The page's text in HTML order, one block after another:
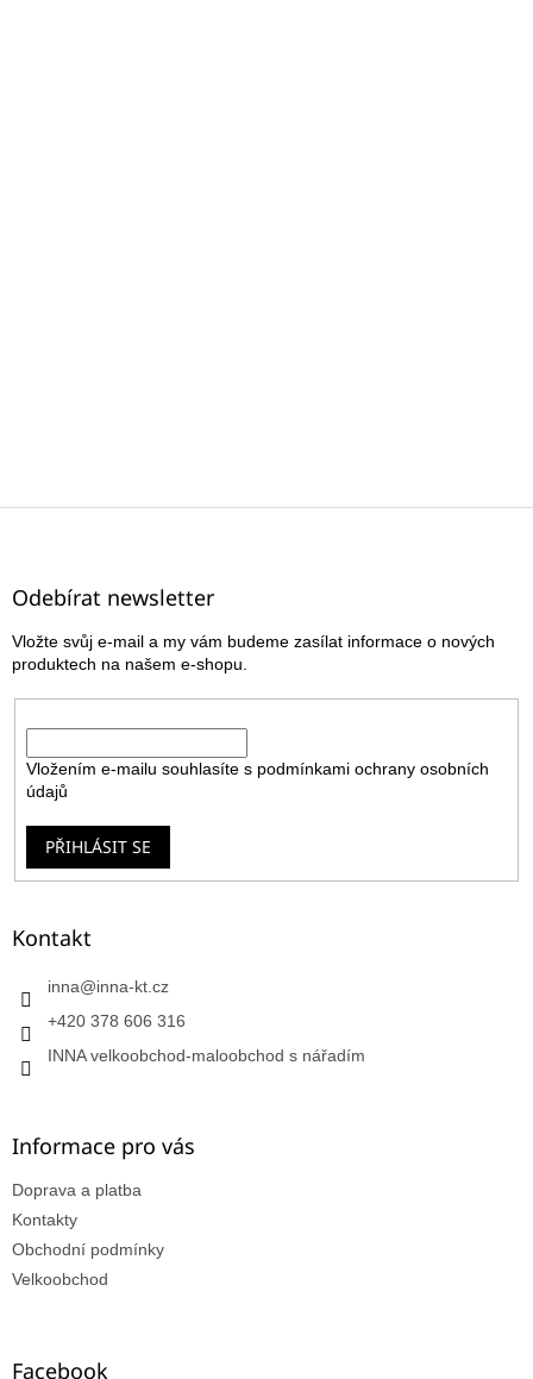
Z
Odebírat newsletter
Vložte svůj e-mail a my vám budeme zasílat informace o nových
produktech na našem e-shopu.
Vložením e-mailu souhlasíte s podmínkami ochrany osobních
údajů
PŘIHLÁSIT SE
Kontakt
inna@inna-kt.cz
+420 378 606 316
INNA velkoobchod-maloobchod s nářadím
Informace pro vás
Doprava a platba
Kontakty
Obchodní podmínky
Velkoobchod
Facebook